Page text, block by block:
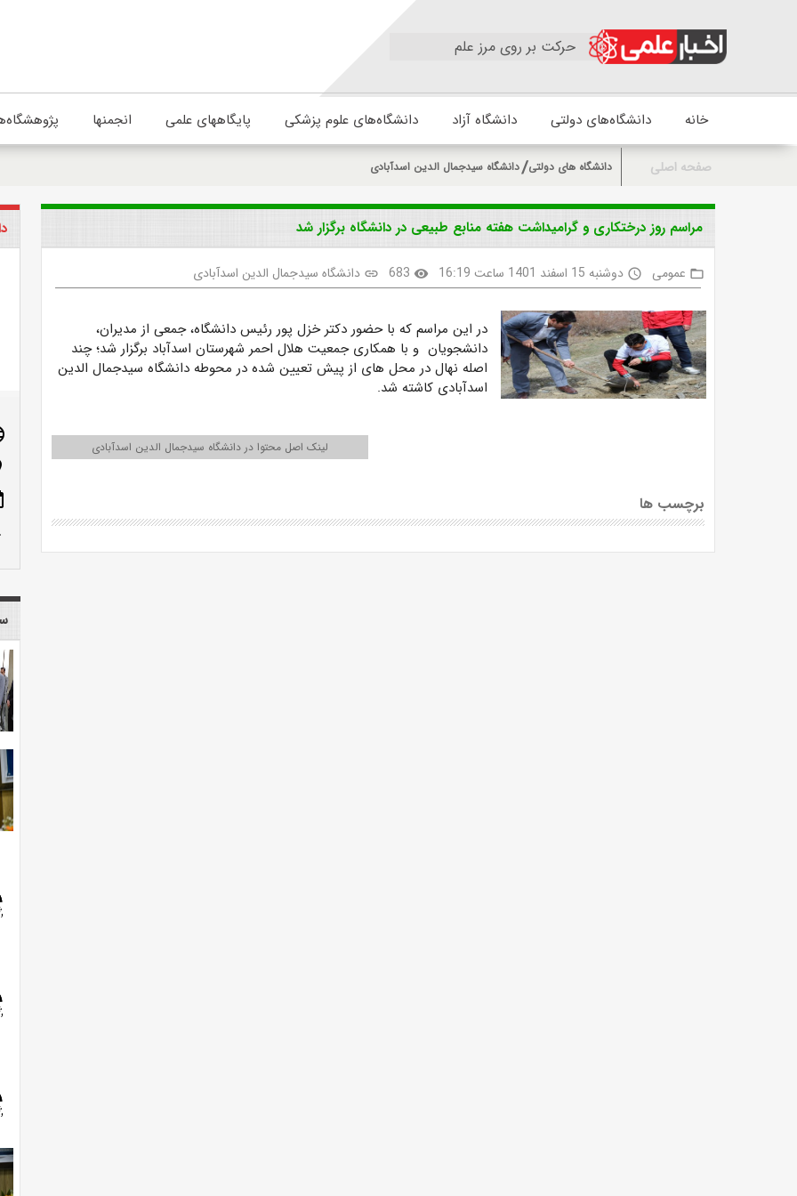
حرکت بر روی مرز علم
خانه دانشگاه‌های دولتی دانشگاه آزاد دانشگاه‌های علوم پزشکی پایگاههای علمی انجمنها
صفحه اصلی دانشگاه های دولتی دانشگاه سیدجمال الدین اسدآبادی
مراسم روز درختکاری و گرامیداشت هفته منابع طبیعی در دانشگاه برگزار شد
folder_open عمومی access_time دوشنبه 15 اسفند 1401 ساعت 16:19 visibility
683
link دانشگاه سیدجمال الدین اسدآبادی
در این مراسم که با حضور دکتر خزل پور رئیس دانشگاه، جمعی از مدیران،
دانشجویان و با همکاری جمعیت هلال احمر شهرستان اسدآباد برگزار شد؛ چند
اصله نهال در محل های از پیش تعیین شده در محوطه دانشگاه سیدجمال الدین
اسدآبادی کاشته شد.
لینک اصل محتوا در دانشگاه سیدجمال الدین اسدآبادی
برچسب ها